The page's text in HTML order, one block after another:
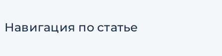
Навигация по статье